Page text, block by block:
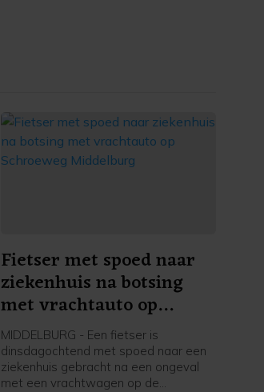
Fietser met spoed naar
ziekenhuis na botsing
met vrachtauto op
Schroeweg Middelburg
MIDDELBURG - Een fietser is
dinsdagochtend met spoed naar een
ziekenhuis gebracht na een ongeval
met een vrachtwagen op de